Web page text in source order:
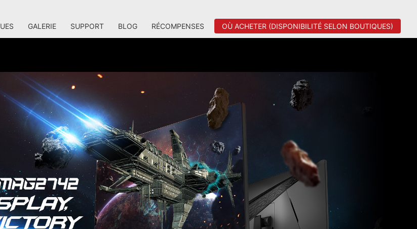
GALERIE SUPPORT BLOG RÉCOMPENSES OÙ ACHETER (DISPONIBILITÉ SELON BOUTIQUES)